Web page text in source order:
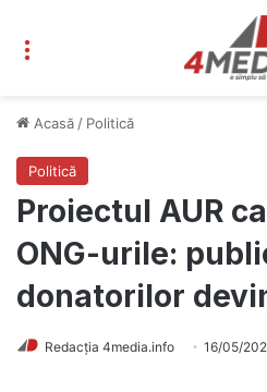
Acasă / Politică
Politică
Proiectul AUR
ONG-urile:
donatorilor
Redacția 4media.info 16/05/